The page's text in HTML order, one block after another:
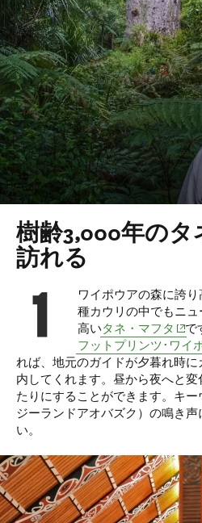
樹齢3,000年の
訪れる
ワイポウアの森に誇
種カウリの中でもニ
高いタネ・マフタ
で
フットプリンツ･ワイ
れば、地元のガイドが夕暮れ時
内してくれます。昼から夜へと
たりにすることができます。キ
ジーランドアオバズク）の鳴き
い。